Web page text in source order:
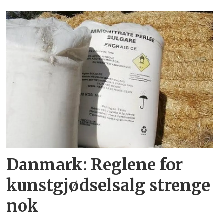
Danmark: Reglene for
kunstgjødselsalg strenge
nok